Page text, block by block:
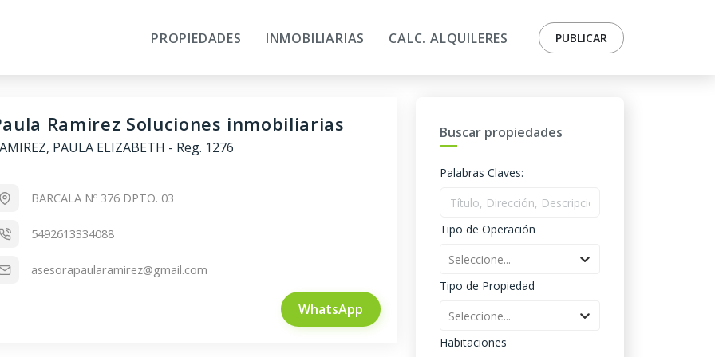
PROPIEDADES INMOBILIARIAS CALC. ALQUILERES PUBLICAR
Ramirez Soluciones inmobiliarias
PAULA ELIZABETH - Reg. 1276
BARCALA Nº 376 DPTO. 03
5492613334088
asesorapaularamirez@gmail.com
WhatsApp
Buscar propiedades
Palabras Claves:
Tipo de Operación
Seleccione...
Tipo de Propiedad
Seleccione...
Habitaciones